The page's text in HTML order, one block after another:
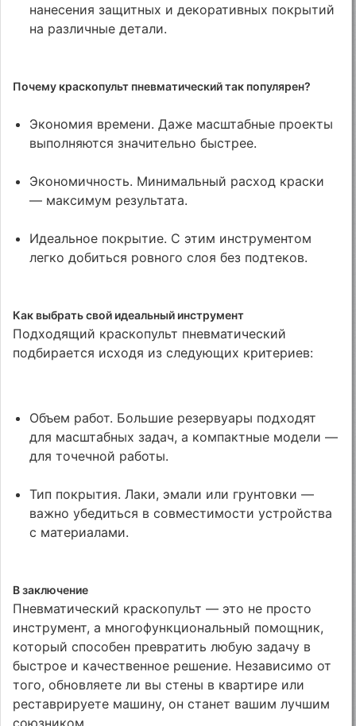
нанесения защитных и декоративных покрытий
на различные детали.
Почему краскопульт пневматический так популярен?
Экономия времени. Даже масштабные проекты
выполняются значительно быстрее.
Экономичность. Минимальный расход краски
— максимум результата.
Идеальное покрытие. С этим инструментом
легко добиться ровного слоя без подтеков.
Как выбрать свой идеальный инструмент
Подходящий краскопульт пневматический
подбирается исходя из следующих критериев:
Объем работ. Большие резервуары подходят
для масштабных задач, а компактные модели —
для точечной работы.
Тип покрытия. Лаки, эмали или грунтовки —
важно убедиться в совместимости устройства
с материалами.
В заключение
Пневматический краскопульт — это не просто
инструмент, а многофункциональный помощник,
который способен превратить любую задачу в
быстрое и качественное решение. Независимо от
того, обновляете ли вы стены в квартире или
реставрируете машину, он станет вашим лучшим
союзником.